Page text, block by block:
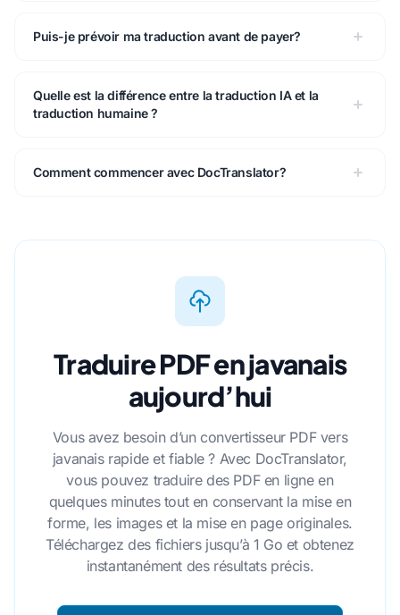
Puis-je prévoir ma traduction avant de payer?
Quelle est la différence entre la traduction IA et la
traduction humaine ?
Comment commencer avec DocTranslator?
Traduire PDF en javanais
aujourd’hui
Vous avez besoin d’un convertisseur PDF vers
javanais rapide et fiable ? Avec DocTranslator,
vous pouvez traduire des PDF en ligne en
quelques minutes tout en conservant la mise en
forme, les images et la mise en page originales.
Téléchargez des fichiers jusqu’à 1 Go et obtenez
instantanément des résultats précis.